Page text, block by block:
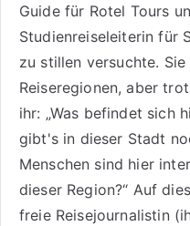
Guide für Rotel Tours
Studienreiseleiterin für
zu stillen versuchte.
Reiseregionen, aber
ihr: „Was befindet sich
gibt's in dieser Stadt
Menschen sind hier
dieser Region?“ Auf
freie Reisejournalistin